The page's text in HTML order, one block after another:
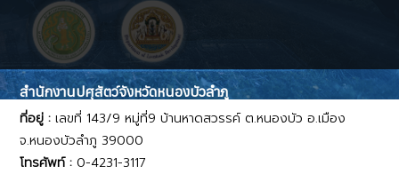
สำนักงานปศุสัตว์จังหวัดหนองบัวลำภู
ที่อยู่ :เลขที่ 143/9 หมู่ที่9 บ้านหาดสวรรค์ ต.หนองบัว อ.เมือง
จ.หนองบัวลำภู 39000
โทรศัพท์ : 0-4231-3117